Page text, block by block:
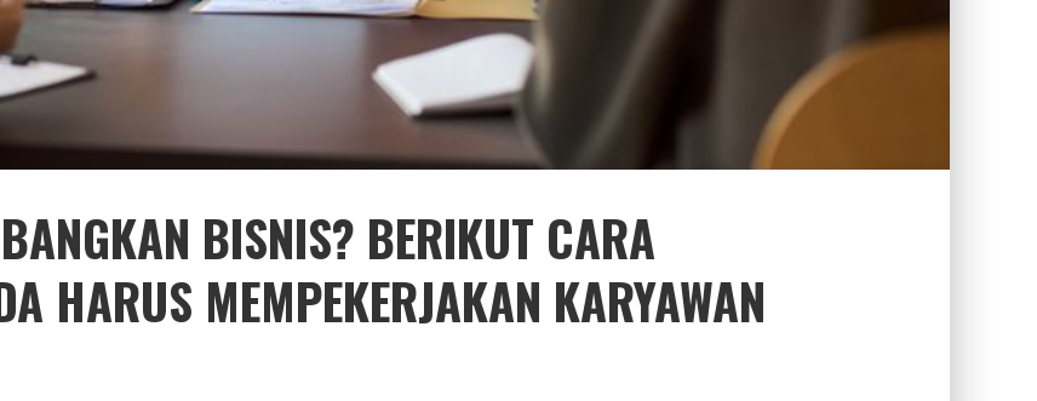
BISNIS? BERIKUT CARA
HARUS MEMPEKERJAKAN KARYAWAN